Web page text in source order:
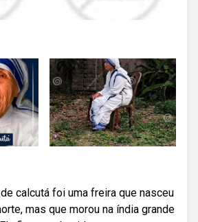
calcutá foi uma freira que nasceu
mas que morou na índia grande